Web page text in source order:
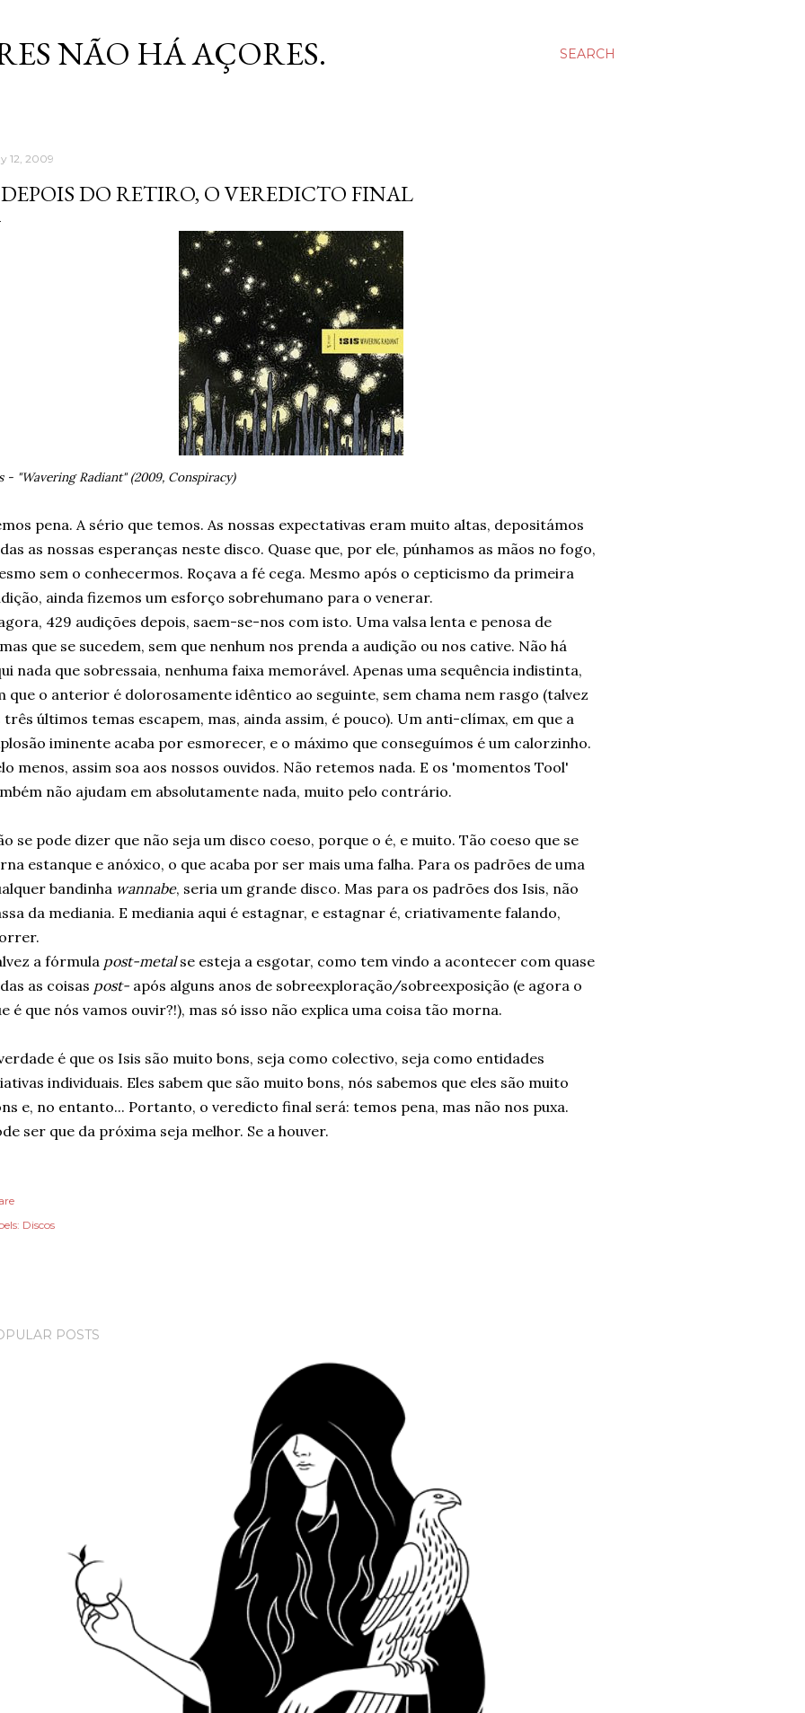
SEARCH
NÃO HÁ AÇORES.
12, 2009
DO RETIRO, O VEREDICTO FINAL
- "Wavering Radiant" (2009, Conspiracy)
pena. A sério que temos. As nossas expectativas eram muito altas, depositámos
as nossas esperanças neste disco. Quase que, por ele, púnhamos as mãos no fogo,
sem o conhecermos. Roçava a fé cega. Mesmo após o cepticismo da primeira
ainda fizemos um esforço sobrehumano para o venerar.
429 audições depois, saem-se-nos com isto. Uma valsa lenta e penosa de
que se sucedem, sem que nenhum nos prenda a audição ou nos cative. Não há
nada que sobressaia, nenhuma faixa memorável. Apenas uma sequência indistinta,
que o anterior é dolorosamente idêntico ao seguinte, sem chama nem rasgo (talvez
três últimos temas escapem, mas, ainda assim, é pouco). Um anti-clímax, em que a
iminente acaba por esmorecer, e o máximo que conseguímos é um calorzinho.
menos, assim soa aos nossos ouvidos. Não retemos nada. E os 'momentos Tool'
não ajudam em absolutamente nada, muito pelo contrário.
se pode dizer que não seja um disco coeso, porque o é, e muito. Tão coeso que se
estanque e anóxico, o que acaba por ser mais uma falha. Para os padrões de uma
bandinha wannabe, seria um grande disco. Mas para os padrões dos Isis, não
da mediania. E mediania aqui é estagnar, e estagnar é, criativamente falando,
a fórmula post-metalse esteja a esgotar, como tem vindo a acontecer com quase
as coisas post- após alguns anos de sobreexploração/sobreexposição (e agora o
é que nós vamos ouvir?!), mas só isso não explica uma coisa tão morna.
é que os Isis são muito bons, seja como colectivo, seja como entidades
individuais. Eles sabem que são muito bons, nós sabemos que eles são muito
e, no entanto... Portanto, o veredicto final será: temos pena, mas não nos puxa.
ser que da próxima seja melhor. Se a houver.
Discos
POSTS